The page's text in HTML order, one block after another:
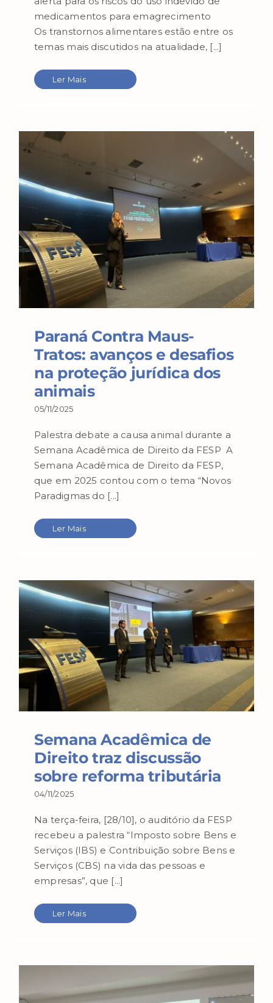
medicamentos para emagrecimento
Os transtornos alimentares estão entre os
temas mais discutidos na atualidade, [...]
Ler Mais
Paraná Contra Maus-
Tratos: avanços e desafios
na proteção jurídica dos
animais
05/11/2025
Palestra debate a causa animal durante a
Semana Acadêmica de Direito da FESP A
Semana Acadêmica de Direito da FESP,
que em 2025 contou com o tema “Novos
Paradigmas do [...]
Ler Mais
Semana Acadêmica de
Direito traz discussão
sobre reforma tributária
04/11/2025
Na terça-feira, [28/10], o auditório da FESP
recebeu a palestra “Imposto sobre Bens e
Serviços (IBS) e Contribuição sobre Bens e
Serviços (CBS) na vida das pessoas e
empresas”, que [...]
Ler Mais